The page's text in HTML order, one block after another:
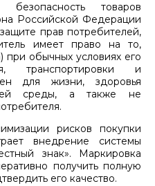
товаров
Российской Федерации
прав потребителей,
имеет право на то,
при обычных условиях его
транспортировки и
для жизни, здоровья
среды, а также не
рисков покупки
внедрение системы
знак». Маркировка
получить полную
его качество.